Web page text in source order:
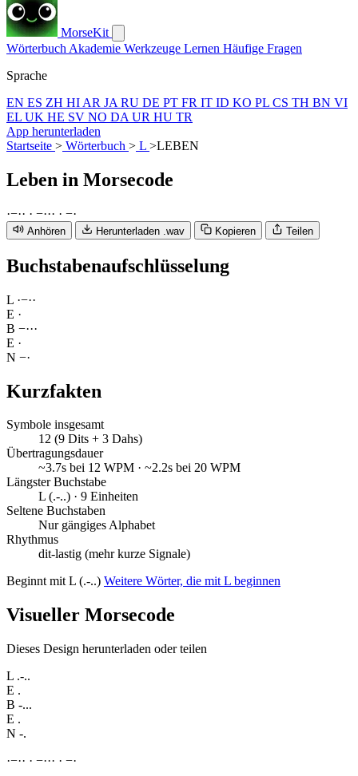
MorseKit
Wörterbuch Akademie Werkzeuge Lernen Häufige Fragen
Sprache
EN ES ZH HI AR JA RU DE PT FR IT ID KO PL CS TH BN VI
EL UK HE SV NO DA UR HU TR
App herunterladen
Startseite > Wörterbuch > L >LEBEN
Leben in Morsecode
·−·· · −··· · −·
Anhören Herunterladen .wav Kopieren Teilen
Buchstabenaufschlüsselung
L ·−··
E ·
B −···
E ·
N −·
Kurzfakten
Symbole insgesamt
12 (9 Dits + 3 Dahs)
Übertragungsdauer
~3.7s bei 12 WPM · ~2.2s bei 20 WPM
Längster Buchstabe
L (.-..) · 9 Einheiten
Seltene Buchstaben
Nur gängiges Alphabet
Rhythmus
dit-lastig (mehr kurze Signale)
Beginnt mit L (.-..) Weitere Wörter, die mit L beginnen
Visueller Morsecode
Dieses Design herunterladen oder teilen
L .-..
E .
B -...
E .
N -.
·−·· · −··· · −·